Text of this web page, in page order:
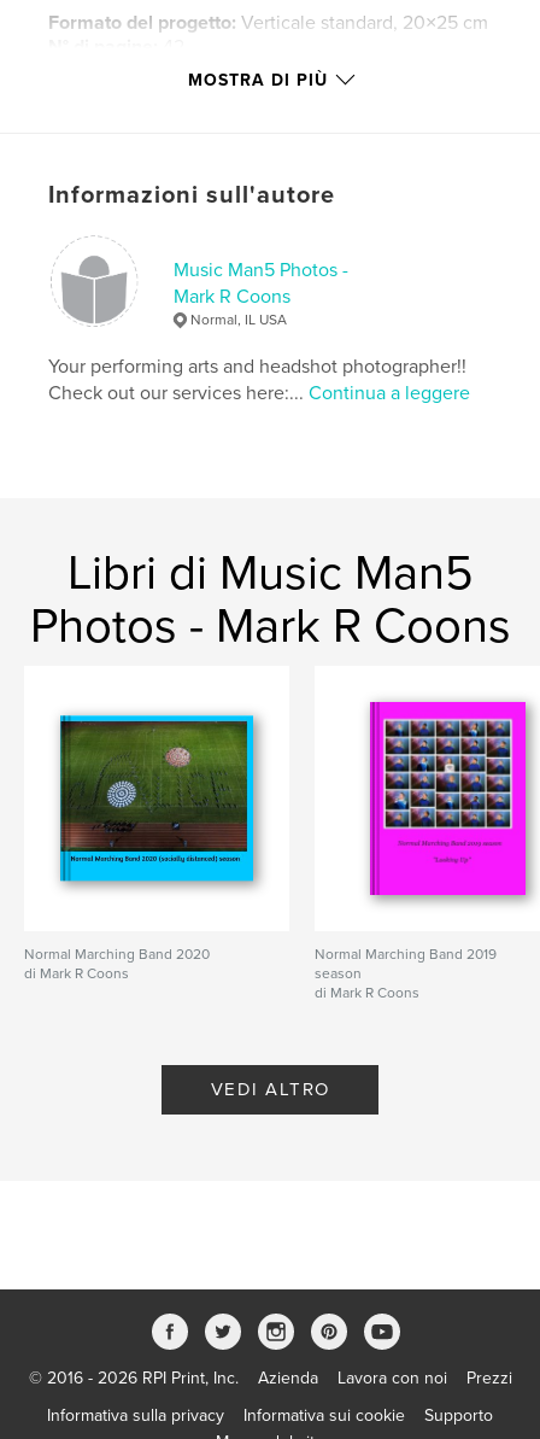
Formato del progetto:Verticale standard, 20×25 cm
Data di pubblicazione:gen 18, 2016
NCHS , marching band , Ironmen
Marching Ironmen
MOSTRA DI PIÙ
Informazioni sull'autore
Music Man5 Photos -
Mark R Coons
Normal, IL USA
Your performing arts and headshot photographer!!
Check out our services here:...Continua a leggere
Libri di Music Man5
Photos - Mark R Coons
Normal Marching Band 2020
di Mark R Coons
Normal Marching Band 2019
season
di Mark R Coons
VEDI ALTRO
© 2016 - 2026 RPI Print, Inc. Azienda Lavora con noi
Prezzi
Informativa sulla privacy
Informativa sui cookie
Supporto